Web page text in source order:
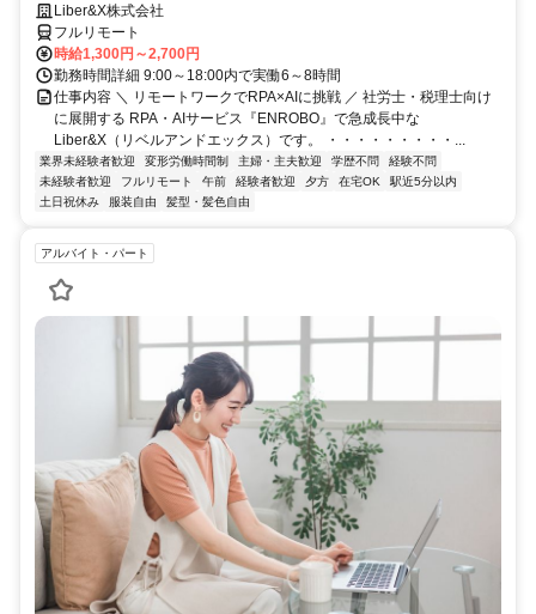
Liber&X株式会社
フルリモート
時給1,300円～2,700円
勤務時間詳細 9:00～18:00内で実働6～8時間
仕事内容 ＼ リモートワークでRPA×AIに挑戦 ／ 社労士・税理士向け
に展開する RPA・AIサービス『ENROBO』で急成長中な
Liber&X（リベルアンドエックス）です。 ・・・・・・・・・...
業界未経験者歓迎 変形労働時間制 主婦・主夫歓迎 学歴不問
経験不問
未経験者歓迎
フルリモート 午前 経験者歓迎 夕方 在宅OK
駅近5分以内
土日祝休み
服装自由 髪型・髪色自由
アルバイト・パート